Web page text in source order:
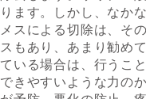
ります。しかし、なか
メスによる切除は、そ
スもあり、あまり勧め
ている場合は、行うこ
できやすいような力の